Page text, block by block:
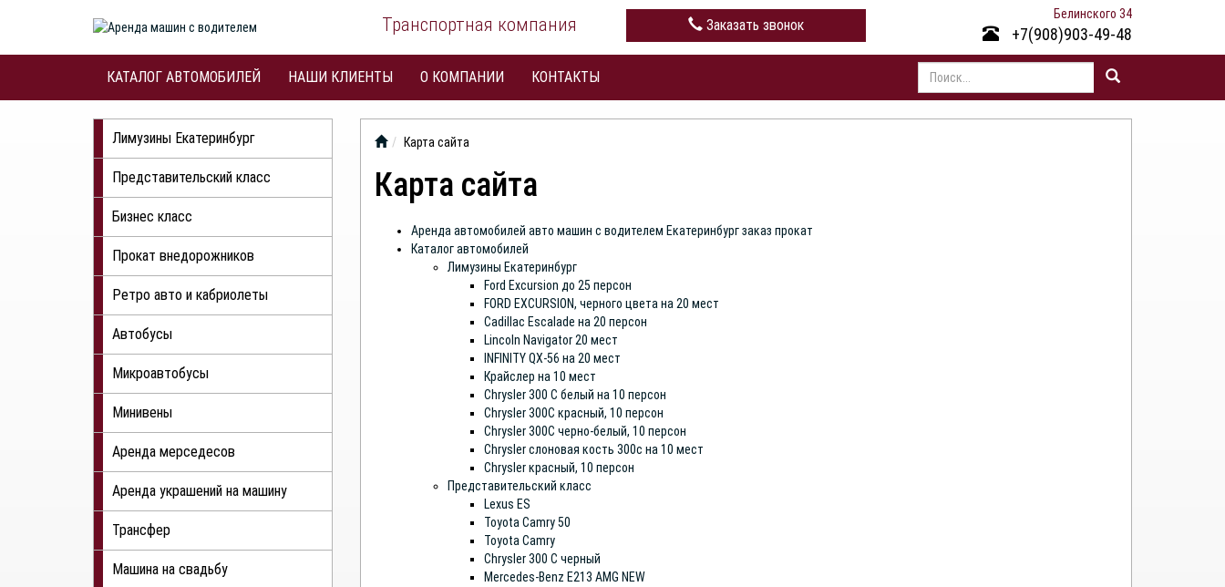
Транспортная компания Заказать звонок
Белинского 34
+7(908)903-49-48
КАТАЛОГ АВТОМОБИЛЕЙ НАШИ КЛИЕНТЫ О КОМПАНИИ КОНТАКТЫ
Лимузины Екатеринбург
Представительский класс
Бизнес класс
Прокат внедорожников
Ретро авто и кабриолеты
Автобусы
Микроавтобусы
Минивены
Аренда мерседесов
Аренда украшений на машину
Трансфер
Машина на свадьбу
Карта сайта
Карта сайта
Аренда автомобилей авто машин с водителем Екатеринбург заказ прокат
Каталог автомобилей
Лимузины Екатеринбург
Ford Excursion до 25 персон
FORD EXCURSION, черного цвета на 20 мест
Cadillac Escalade на 20 персон
Lincoln Navigator 20 мест
INFINITY QX-56 на 20 мест
Крайслер на 10 мест
Chrysler 300 С белый на 10 персон
Chrysler 300C красный, 10 персон
Chrysler 300С черно-белый, 10 персон
Chrysler слоновая кость 300c на 10 мест
Chrysler красный, 10 персон
Представительский класс
Lexus ES
Toyota Camry 50
Toyota Camry
Chrysler 300 С черный
Mercedes-Benz E213 AMG NEW